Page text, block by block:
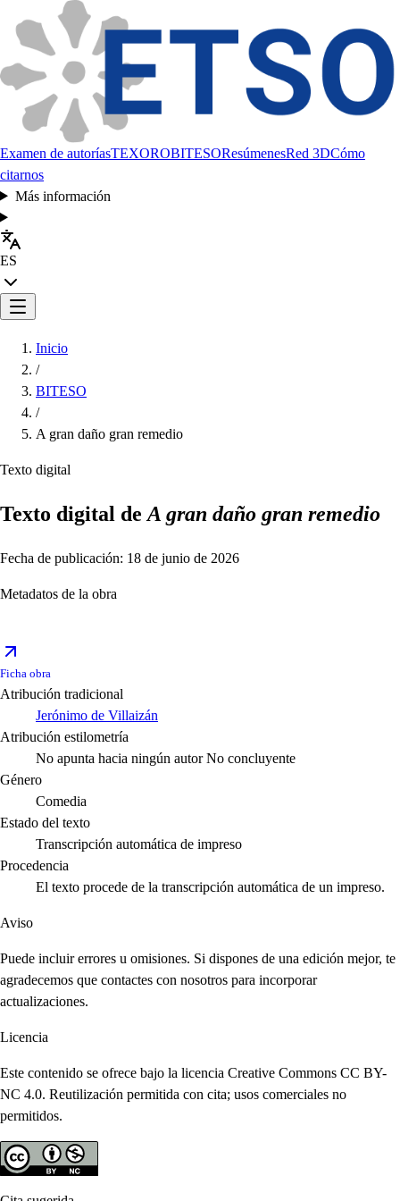
Examen de autoríasTEXOROBITESOResúmenesRed 3DCómo
citarnos
Más información
ES
Inicio
/
BITESO
/
A gran daño gran remedio
Texto digital
Texto digital deA gran daño gran remedio
Fecha de publicación: 18 de junio de 2026
Metadatos de la obra
Ficha obra
Atribución tradicional
Jerónimo de Villaizán
Atribución estilometría
No apunta hacia ningún autor No concluyente
Género
Comedia
Estado del texto
Transcripción automática de impreso
Procedencia
El texto procede de la transcripción automática de un impreso.
Aviso
Puede incluir errores u omisiones. Si dispones de una edición mejor, te
agradecemos que contactes con nosotros para incorporar
actualizaciones.
Licencia
Este contenido se ofrece bajo la licencia Creative Commons CC BY-
NC 4.0. Reutilización permitida con cita; usos comerciales no
permitidos.